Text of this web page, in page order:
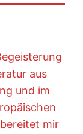
aus
und im
mir